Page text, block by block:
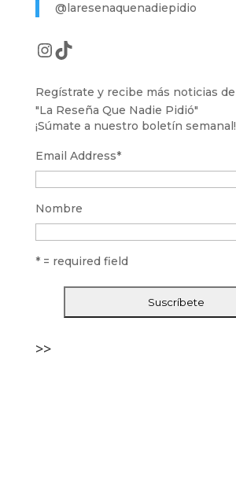
@laresenaquenadiepidio
Instagram
TikTok
Regístrate y recibe más noticias de
"La Reseña Que Nadie Pidió"
¡Súmate a nuestro boletín semanal!
Email Address*
Nombre
* = required field
>>